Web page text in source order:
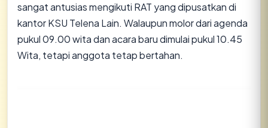
sangat antusias mengikuti RAT yang dipusatkan di
kantor KSU Telena Lain. Walaupun molor dari agenda
pukul 09.00 wita dan acara baru dimulai pukul 10.45
Wita, tetapi anggota tetap bertahan.